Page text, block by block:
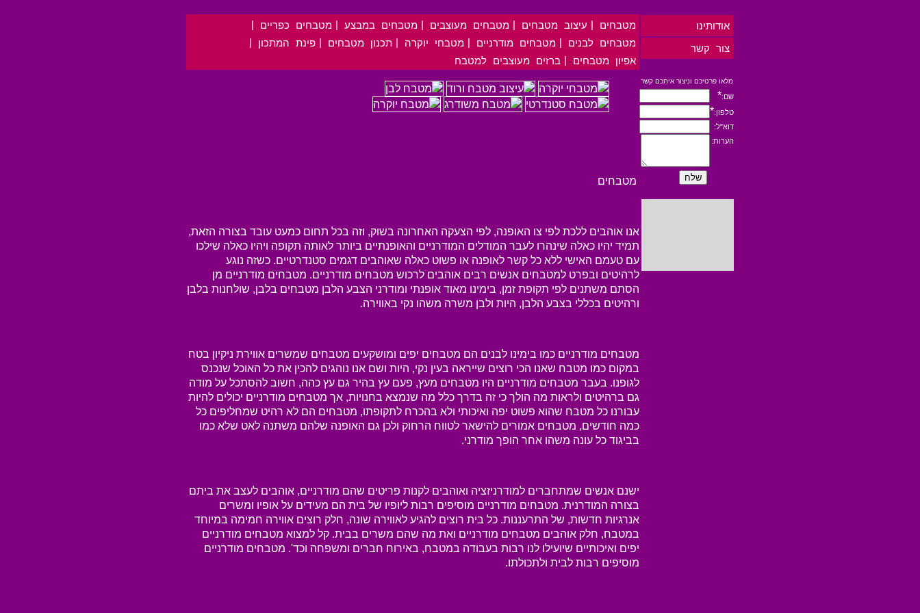
אודותינו
צור קשר
מלאו פרטיכם וניצור איתכם קשר
שם:*
טלפון:*
דוא"ל:
הערות:
מטבחים | עיצוב מטבחים | מטבחים מעוצבים | מטבחים במבצע | מטבחים כפריים
|
מטבחים לבנים
| מטבחים מודרניים | מטבחי יוקרה | תכנון מטבחים | פינת המתכון
|
אפיון מטבחים
| ברזים מעוצבים למטבח
מטבחים
אנו אוהבים ללכת לפי צו האופנה, לפי הצעקה האחרונה בשוק, וזה בכל תחום כמעט עובד בצורה הזאת,
תמיד יהיו כאלה שינהרו לעבר המודלים המודרניים והאופנתיים ביותר לאותה תקופה ויהיו כאלה שילכו
עם טעמם האישי ללא כל קשר לאופנה או פשוט כאלה שאוהבים דגמים סטנדרטיים. כשזה נוגע
לרהיטים ובפרט למטבחים אנשים רבים אוהבים לרכוש מטבחים מודרניים. מטבחים מודרניים מן
הסתם משתנים לפי תקופת זמן, בימינו מאוד אופנתי ומודרני הצבע הלבן מטבחים בלבן, שולחנות בלבן
ורהיטים בכללי בצבע הלבן, היות ולבן משרה משהו נקי באווירה.
מטבחים מודרניים כמו בימינו לבנים הם מטבחים יפים ומושקעים מטבחים שמשרים אווירת ניקיון בטח
במקום כמו מטבח שאנו הכי רוצים שייראה בעין נקי, היות ושם אנו נוהגים להכין את כל האוכל שנכנס
לגופנו. בעבר מטבחים מודרניים היו מטבחים מעץ, פעם עץ בהיר גם עץ כהה, חשוב להסתכל על מודה
גם ברהיטים ולראות מה הולך כי זה בדרך כלל מה שנמצא בחנויות, אך מטבחים מודרניים יכולים להיות
עבורנו כל מטבח שהוא פשוט יפה ואיכותי ולא בהכרח לתקופתו, מטבחים הם לא רהיט שמחליפים כל
כמה חודשים, מטבחים אמורים להישאר לטווח הרחוק ולכן גם האופנה שלהם משתנה לאט שלא כמו
בביגוד כל עונה משהו אחר הופך מודרני.
ישנם אנשים שמתחברים למודרניזציה ואוהבים לקנות פריטים שהם מודרניים, אוהבים לעצב את ביתם
בצורה המודרנית. מטבחים מודרניים מוסיפים רבות ליופיו של בית הם מעידים על אופיו ומשרים
אנרגיות חדשות, של התרעננות. כל בית רוצים להגיע לאווירה שונה, חלק רוצים אווירה חמימה במיוחד
במטבח, חלק אוהבים מטבחים מודרניים ואת מה שהם משרים בבית. קל למצוא מטבחים מודרניים
יפים ואיכותיים שיועילו לנו רבות בעבודה במטבח, באירוח חברים ומשפחה וכד'. מטבחים מודרניים
מוסיפים רבות לבית ולתכולתו.